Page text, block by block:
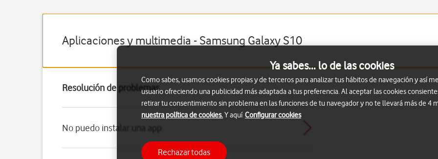
Aplicaciones y multimedia - Samsung Galaxy S10
Resolución de problemas
No puedo instalar una app
Ya sabes... lo de las cookies
Como sabes, usamos cookies propias y de terceros para analizar tus hábitos de navegación y así
usuario ofreciendo una publicidad más adaptada a tus preferencia. Al aceptar las cookies
retirar tu consentimiento sin problema en las funciones de tu navegador y no te llevará más de 4
nuestra política de cookies.Y aquí Configurar cookies
Rechazar todas